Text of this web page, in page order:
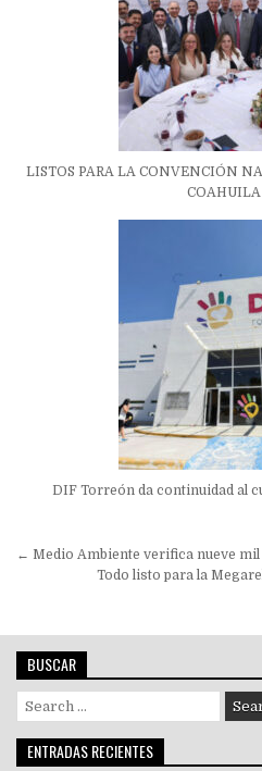
LISTOS PARA LA CONVENCIÓN
DIF Torreón da continuidad al
Navegación
← Medio Ambiente verifica nueve mil
Todo listo para la
BUSCAR
Search
for:
ENTRADAS RECIENTES